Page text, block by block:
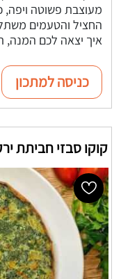
מעוצבת פשוטה ויפה,
החציל והטעמים
איך יצאה לכם המנה,
כניסה למתכון
קוקו סבזי חביתת